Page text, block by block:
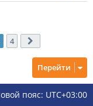
с
к
а
4
Перейти
пояс: UTC+03:00